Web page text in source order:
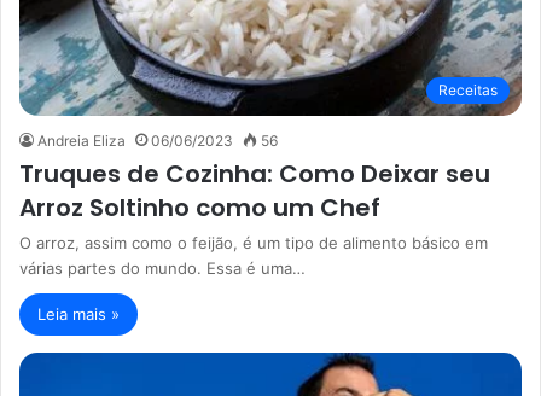
Receitas
Andreia Eliza 06/06/2023 56
Truques de Cozinha: Como Deixar seu
Arroz Soltinho como um Chef
O arroz, assim como o feijão, é um tipo de alimento básico em
várias partes do mundo. Essa é uma…
Leia mais »